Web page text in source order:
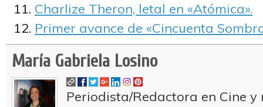
Charlize Theron, letal en «Atómica».
Primer avance de «Cincuenta
María Gabriela Losino
Periodista/Redactora en Cine y